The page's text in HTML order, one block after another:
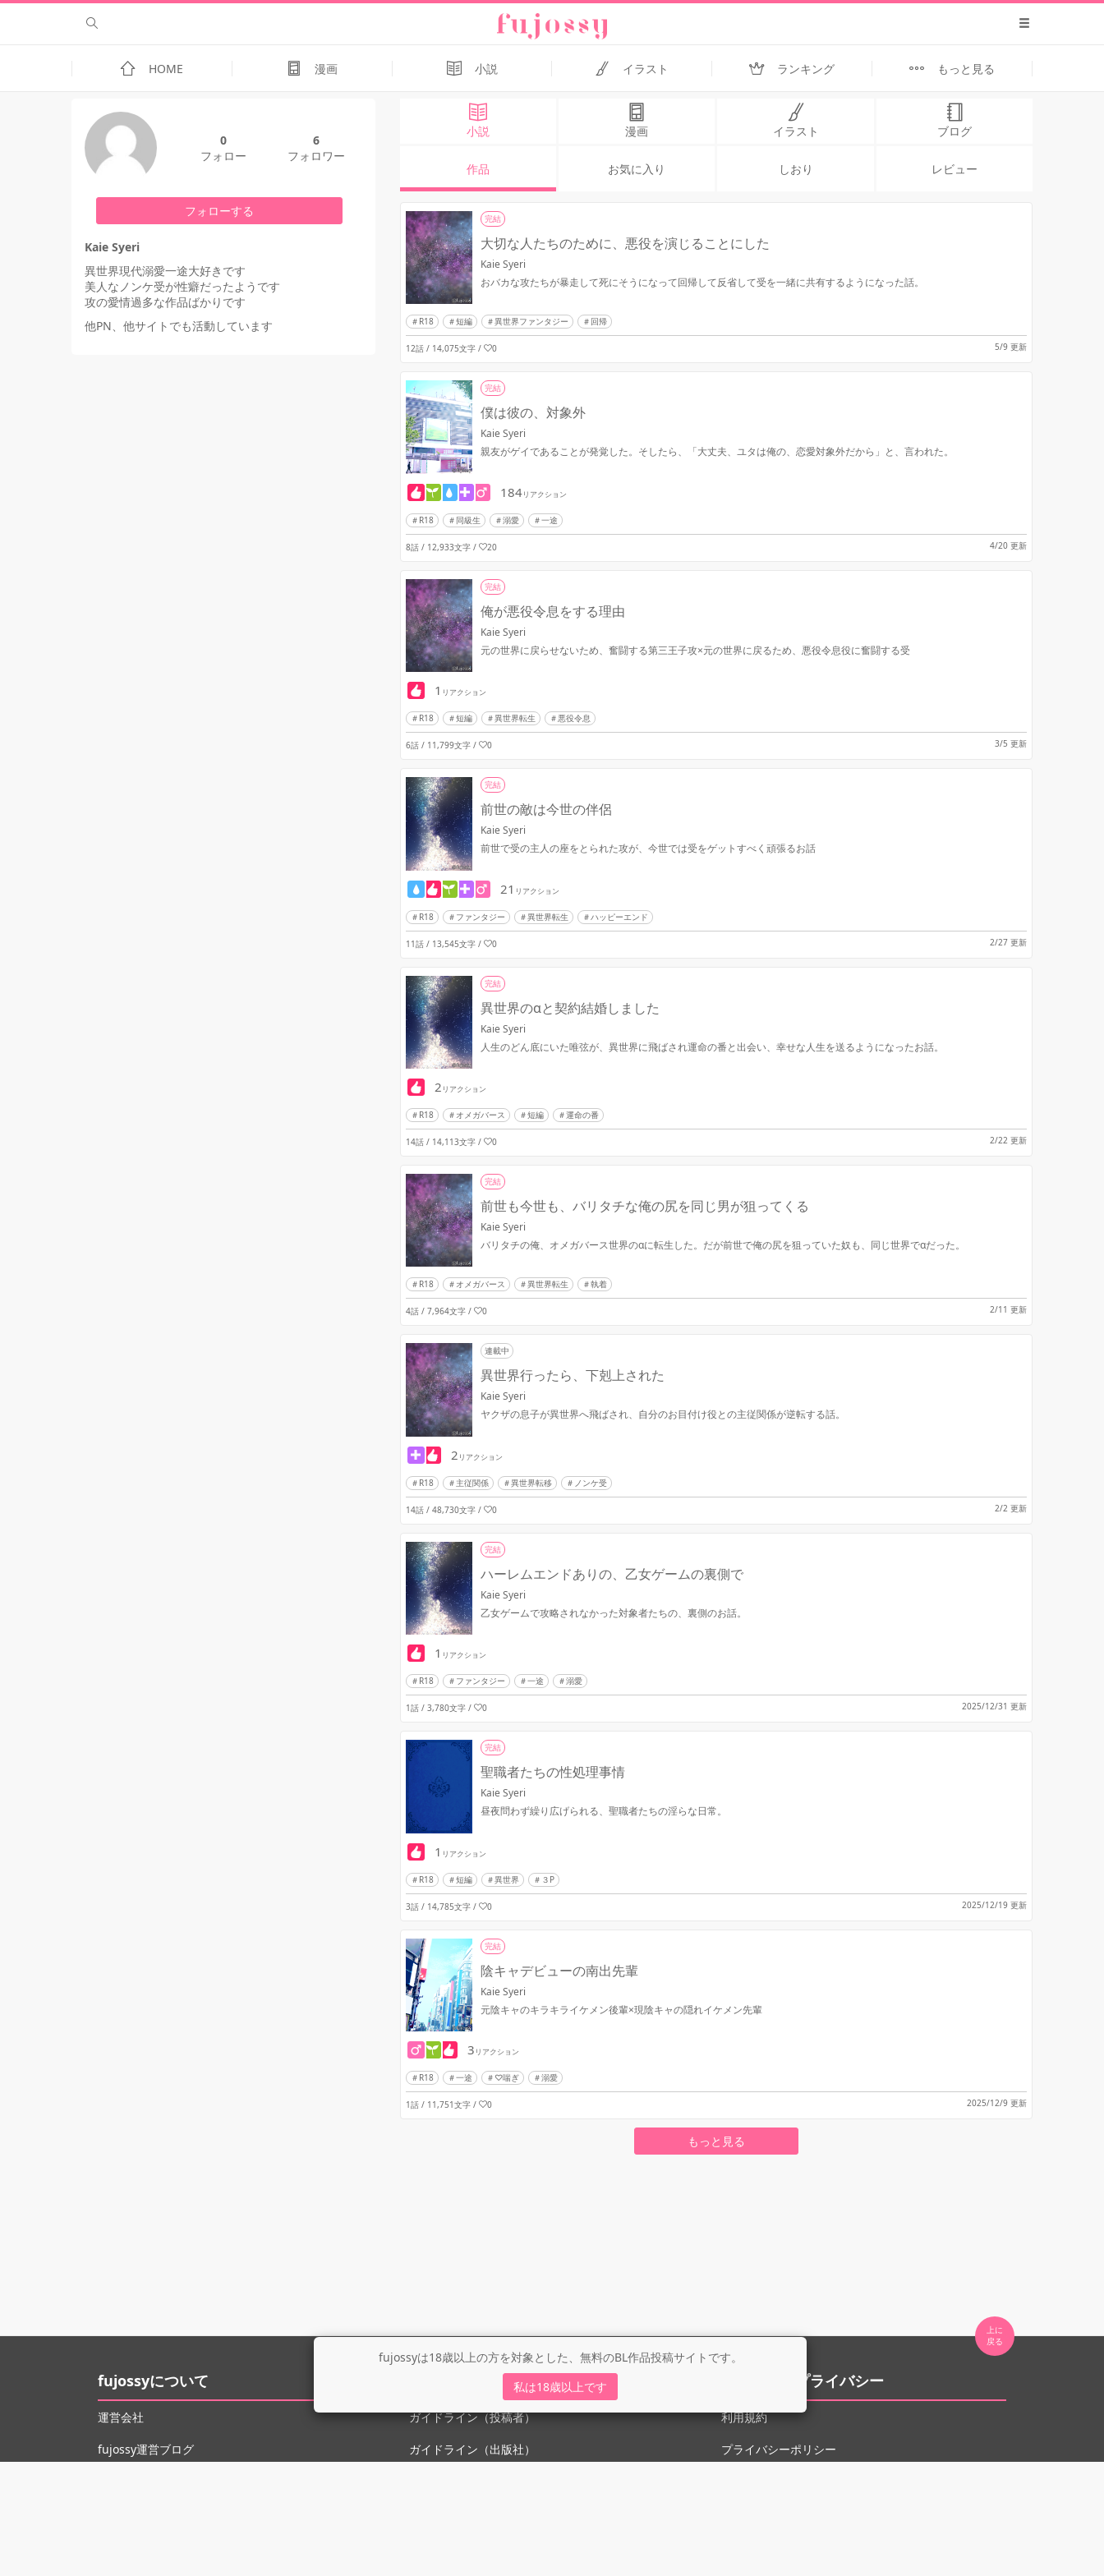
fujossyは18歳以上の方を対象とした、無料のBL作品投稿サイトです。
私は18歳以上です
HOME 漫画 小説 イラスト ランキング もっと見る
0
フォロー
6
フォロワー
フォローする
Kaie Syeri
異世界現代溺愛一途大好きです
美人なノンケ受が性癖だったようです
攻の愛情過多な作品ばかりです
他PN、他サイトでも活動しています
小説 漫画 イラスト ブログ
作品 お気に入り しおり レビュー
完結
大切な人たちのために、悪役を演じることにした
Kaie Syeri
おバカな攻たちが暴走して死にそうになって回帰して反省して受を一緒に共有するようになった話。
R18 短編 異世界ファンタジー 回帰
12話 / 14,075文字/ 0 5/9 更新
完結
僕は彼の、対象外
Kaie Syeri
親友がゲイであることが発覚した。そしたら、「大丈夫、ユタは俺の、恋愛対象外だから」と、言われた。
184リアクション
R18 同級生 溺愛 一途
8話 / 12,933文字/ 20 4/20 更新
完結
俺が悪役令息をする理由
Kaie Syeri
元の世界に戻らせないため、奮闘する第三王子攻×元の世界に戻るため、悪役令息役に奮闘する受
1 リアクション
R18 短編 異世界転生 悪役令息
6話 / 11,799文字/ 0 3/5 更新
完結
前世の敵は今世の伴侶
Kaie Syeri
前世で受の主人の座をとられた攻が、今世では受をゲットすべく頑張るお話
21 リアクション
R18 ファンタジー 異世界転生 ハッピーエンド
11話 / 13,545文字/ 0 2/27 更新
完結
異世界のαと契約結婚しました
Kaie Syeri
人生のどん底にいた唯弦が、異世界に飛ばされ運命の番と出会い、幸せな人生を送るようになったお話。
2 リアクション
R18 オメガバース 短編 運命の番
14話 / 14,113文字/ 0 2/22 更新
完結
前世も今世も、バリタチな俺の尻を同じ男が狙ってくる
Kaie Syeri
バリタチの俺、オメガバース世界のαに転生した。だが前世で俺の尻を狙っていた奴も、同じ世界でαだった。
R18 オメガバース 異世界転生 執着
4話 / 7,964文字/ 0 2/11 更新
連載中
異世界行ったら、下剋上された
Kaie Syeri
ヤクザの息子が異世界へ飛ばされ、自分のお目付け役との主従関係が逆転する話。
2 リアクション
R18 主従関係 異世界転移 ノンケ受
14話 / 48,730文字/ 0 2/2 更新
完結
ハーレムエンドありの、乙女ゲームの裏側で
Kaie Syeri
乙女ゲームで攻略されなかった対象者たちの、裏側のお話。
1 リアクション
R18 ファンタジー 一途 溺愛
1話 / 3,780文字/ 0 2025/12/31 更新
完結
聖職者たちの性処理事情
Kaie Syeri
昼夜問わず繰り広げられる、聖職者たちの淫らな日常。
1 リアクション
R18 短編 異世界 ３P
3話 / 14,785文字/ 0 2025/12/19 更新
完結
陰キャデビューの南出先輩
Kaie Syeri
元陰キャのキラキライケメン後輩×現陰キャの隠れイケメン先輩
3 リアクション
R18 一途 ♡喘ぎ 溺愛
1話 / 11,751文字/ 0 2025/12/9 更新
もっと見る
上に
fujossyについて
運営会社
fujossy運営ブログ
ガイドライン（投稿者）
ガイドライン（出版社）
利用規約とプライバシー
利用規約
プライバシーポリシー